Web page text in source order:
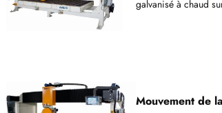
galvanisé à chaud
Mouvement de